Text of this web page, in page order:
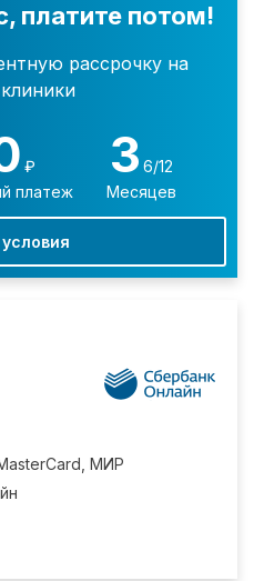
платите потом!
рассрочку на
₽
платеж
3 6/12
Месяцев
МИР